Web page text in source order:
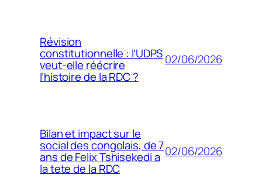
Révision
constitutionnelle : l’UDPS
veut-elle réécrire
l’histoire de la RDC ?
02/06/2026
Bilan et impact sur le
social des congolais, de 7
ans de Felix Tshisekedi a
la tete de la RDC
02/06/2026